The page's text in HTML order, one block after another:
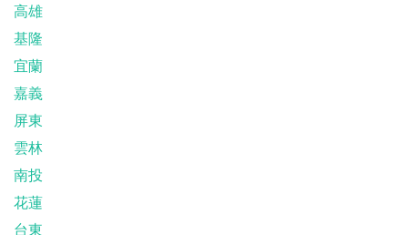
高雄
基隆
宜蘭
嘉義
屏東
雲林
南投
花蓮
台東